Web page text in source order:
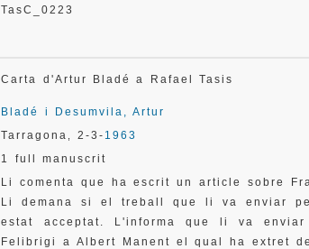
TasC_0223
Carta d'Artur Bladé a Rafael Tasis
Bladé i Desumvila, Artur
Tarragona ,2-3- 1963
1 full manuscrit
Li comenta que ha escrit un article sobre
Li demana si el treball que li va enviar
estat acceptat. L'informa que li va
Felibrigi a Albert Manent el qual ha extret